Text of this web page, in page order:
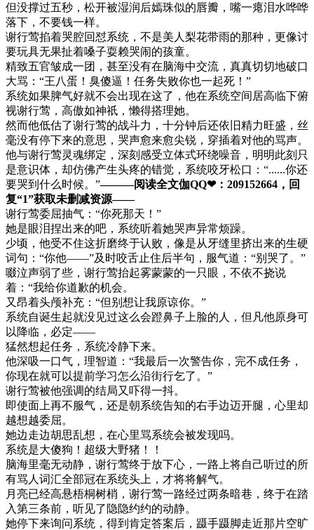
但没撑过五秒，松开被湿润后嫣珠似的唇瓣，嘴一瘪泪水哗哗
落下，不要钱一样。
谢行莺掐着哭腔回怼系统，不是美人梨花带雨的那种，更像讨
要玩具无果扯着嗓子耍赖哭闹的孩童。
精致五官皱成一团，甚至没有在脑海中交流，真真切切地破口
大骂：“王八蛋！臭傻逼！任务失败你也一起死！”
系统如果脾气好就不会出现在这了，他在系统空间居高临下俯
视谢行莺，高傲如神祇，懒得搭理她。
然而他低估了谢行莺的战斗力，十分钟后还依旧精力旺盛，丝
毫没有停下来的意思，哭声愈来愈尖锐，穿插着对他的骂声。
他与谢行莺灵魂绑定，深刻感受立体式环绕噪音，明明此刻只
是意识体，却仿佛产生头疼的错觉，系统咬牙松口：“......你还
要哭到什么时候。”———阅读全文伽QQ❤：209152664，回
复“1”获取未删减资源—​​​​—
谢行莺委屈抽气：“你死那天！”
她是眼泪捏出来的吧，系统听着她哭声异常烦躁。
少顷，他受不住这折磨终于认败，像是从牙缝里挤出来的生硬
词句：“你他——”及时咬舌止住后半句，服气道：“别哭了。”
啜泣声弱了些，谢行莺抬起雾蒙蒙的一只眼，不依不挠说
着：“我给你道歉的机会。
又昂着头颅补充：“但别想让我原谅你。”
系统自诞生起就没见过这么会蹬鼻子上脸的人，但凡他原身可
以降临，必定——
猛然想起任务，系统冷静下来。
他深吸一口气，理智道：“我最后一次警告你，完不成任务，
你现在就可以提前学习怎么沿街行乞了。”
谢行莺被他强调的结局又吓得一抖。
即使面上再不服气，还是朝系统告知的右手边迈开腿，心里却
越想越委屈。
她边走边胡思乱想，在心里骂系统会被发现吗。
系统是大傻狗！超级大野猪！！
脑海里毫无动静，谢行莺终于放下心，一路上将自己听过的所
有骂人词汇全部冠在系统头上，才将将解气。
月亮已经高悬梧桐树梢，谢行莺一路经过两条暗巷，终于在踏
入第三条前，听见了隐隐约约的动静。
她停下来询问系统，得到肯定答案后，蹑手蹑脚走近那片空旷